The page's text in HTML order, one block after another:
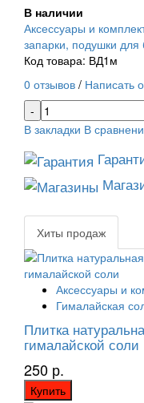
В наличии
Аксессуары и
запарки, подушки
Код товара: ВД1м
0 отзывов / Написать
В закладки В
Хиты продаж
Аксессуары и
Гималайская
Плитка
гималайской соли
250 р.
Купить